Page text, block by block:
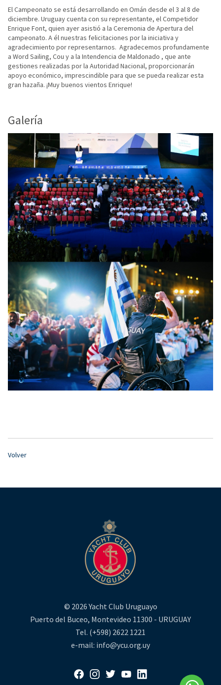
El Campeonato se está desarrollando en Omán desde el 3 al 8 de
diciembre. Uruguay cuenta con su representante, el Competidor
Enrique Font, quien ayer asistió a la Ceremonia de Apertura del
campeonato. A él nuestras felicitaciones por la iniciativa y
agradecimiento por representarnos. Agradecemos profundamente
a Word Sailing, Cou y a la Intendencia de Maldonado , que ante
gestiones realizadas por la Autoridad Nacional, proporcionarán
apoyo económico, imprescindible para que se pueda realizar esta
gran hazaña. ¡Muy buenos vientos Enrique!
Galería
Volver
© 2026 Yacht Club Uruguayo
Puerto del Buceo, Montevideo 11300 - URUGUAY
Tel. (+598) 2622 1221
e-mail: info@ycu.org.uy